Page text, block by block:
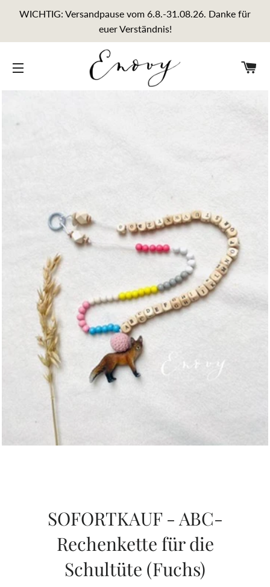
WICHTIG: Versandpause vom 6.8.-31.08.26. Danke für
euer Verständnis!
SEITENNAVIGATION
SOFORTKAUF - ABC-
Rechenkette für die
Schultüte (Fuchs)